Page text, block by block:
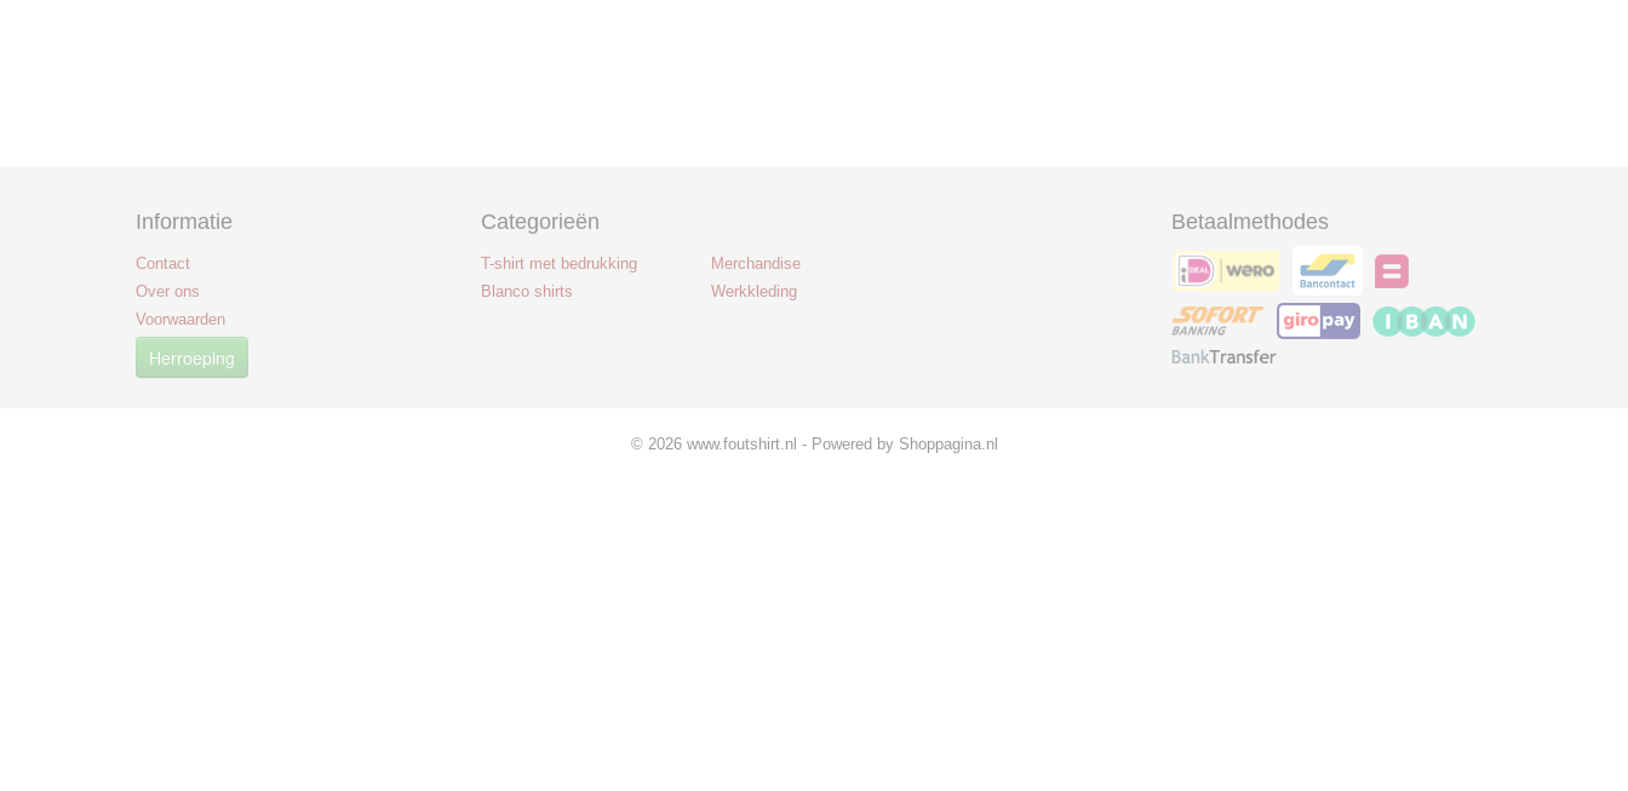
Informatie
Contact
Over ons
Voorwaarden
Herroeping
Categorieën
T-shirt met bedrukking
Blanco shirts
Merchandise
Werkkleding
Betaalmethodes
© 2026 www.foutshirt.nl - Powered by Shoppagina.nl